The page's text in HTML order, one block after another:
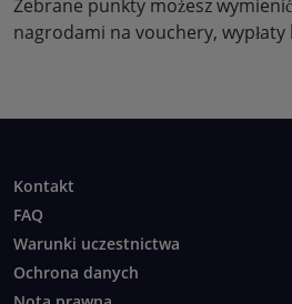
Zebrane punkty możesz
nagrodami na vouchery,
Kontakt
FAQ
Warunki uczestnictwa
Ochrona danych